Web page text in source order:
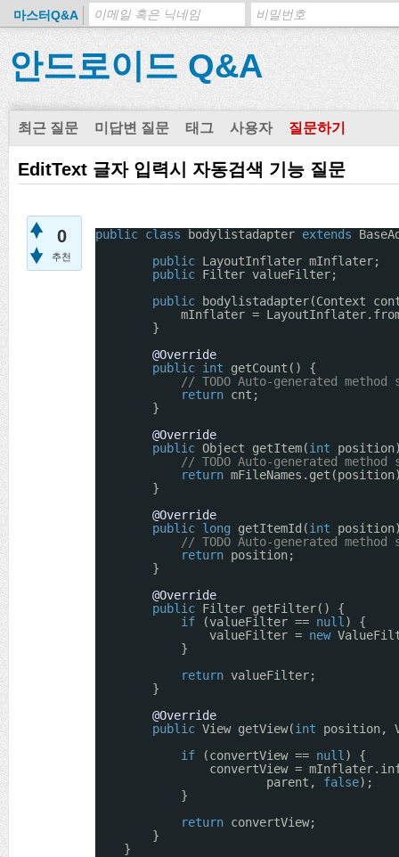
마스터Q&A
안드로이드 Q&A
최근 질문 미답변 질문 태그 사용자 질문하기
EditText 글자 입력시 자동검색 기능 질문
0
추천
public class bodylistadapter extends
public LayoutInflater mInflater;
public Filter valueFilter;
public
bodylistadapter(Context
mInflater =
}
@Override
public int
getCount() {
// TODO Auto-generated method
return cnt;
}
@Override
public Object getItem(int
// TODO Auto-generated method
return
}
@Override
public long getItemId(int
// TODO Auto-generated method
return position;
}
@Override
public Filter getFilter() {
if
(valueFilter == null ) {
valueFilter = new
}
return valueFilter;
}
@Override
public View getView(int
position,
if
(convertView == null ) {
convertView =
parent, false);
}
return convertView;
}
}